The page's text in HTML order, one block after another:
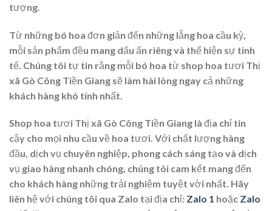
tượng.
Từ những bó hoa đơn giản đến những lẵng hoa cầu kỳ,
mỗi sản phẩm đều mang dấu ấn riêng và thể hiện sự tinh
tế. Chúng tôi tự tin rằng mỗi bó hoa từ shop hoa tươi Thị
xã Gò Công Tiền Giang sẽ làm hài lòng ngay cả những
khách hàng khó tính nhất.
Shop hoa tươi Thị xã Gò Công Tiền Giang là địa chỉ tin
cậy cho mọi nhu cầu về hoa tươi. Với chất lượng hàng
đầu, dịch vụ chuyên nghiệp, phong cách sáng tạo và dịch
vụ giao hàng nhanh chóng, chúng tôi cam kết mang đến
cho khách hàng những trải nghiệm tuyệt vời nhất. Hãy
liên hệ với chúng tôi qua Zalo tại địa chỉ: Zalo 1 hoặc Zalo